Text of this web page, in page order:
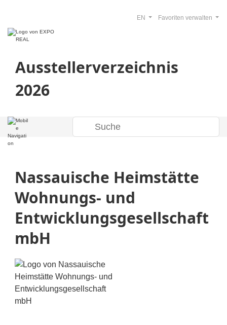
Ausstellerverzeichnis
2026
Favoriten verwalten
EN
Nassauische Heimstätte
Wohnungs- und
Entwicklungsgesellschaft
mbH